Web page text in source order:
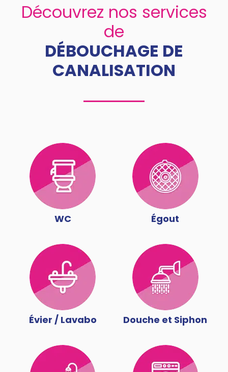
Découvrez nos services
de
DÉBOUCHAGE DE
CANALISATION
WC Égout
Évier / Lavabo Douche et Siphon